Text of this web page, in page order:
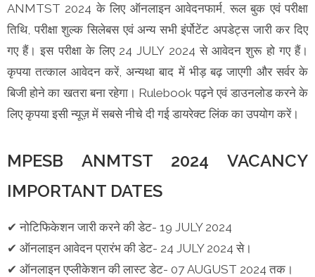
ANMTST 2024 के लिए ऑनलाइन आवेदनफार्म, रूल बुक एवं परीक्षा
तिथि, परीक्षा शुल्क सिलेबस एवं अन्य सभी इंर्पोटेंट अपडेट्स जारी कर दिए
गए हैं। इस परीक्षा के लिए 24 JULY 2024 से आवेदन शुरू हो गए हैं।
कृपया तत्काल आवेदन करें, अन्यथा बाद में भीड़ बढ़ जाएगी और सर्वर के
बिजी होने का खतरा बना रहेगा। Rulebook पढ़ने एवं डाउनलोड करने के
लिए कृपया इसी न्यूज़ में सबसे नीचे दी गई डायरेक्ट लिंक का उपयोग करें।
MPESB ANMTST 2024 VACANCY
IMPORTANT DATES
✔ नोटिफिकेशन जारी करने की डेट- 19 JULY 2024
✔ ऑनलाइन आवेदन प्रारंभ की डेट- 24 JULY 2024 से।
✔ ऑनलाइन एप्लीकेशन की लास्ट डेट- 07 AUGUST 2024 तक।